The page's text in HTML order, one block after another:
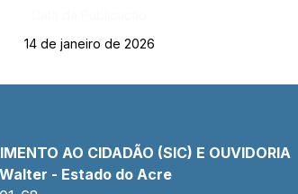
14 de janeiro de 2026
AO CIDADÃO (SIC) E OUVIDORIA
- Estado do Acre